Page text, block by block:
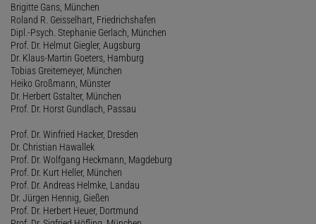
Brigitte Gans, München
Roland R. Geisselhart, Friedrichshafen
Dipl.-Psych. Stephanie Gerlach, München
Prof. Dr. Helmut Giegler, Augsburg
Dr. Klaus-Martin Goeters, Hamburg
Tobias Greitemeyer, München
Heiko Großmann, Münster
Dr. Herbert Gstalter, München
Prof. Dr. Horst Gundlach, Passau
Prof. Dr. Winfried Hacker, Dresden
Dr. Christian Hawallek
Prof. Dr. Wolfgang Heckmann, Magdeburg
Prof. Dr. Kurt Heller, München
Prof. Dr. Andreas Helmke, Landau
Dr. Jürgen Hennig, Gießen
Prof. Dr. Herbert Heuer, Dortmund